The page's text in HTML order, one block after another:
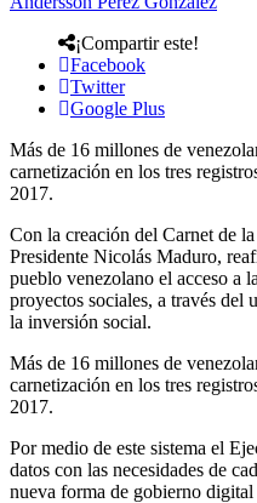
¡Compartir este!
Facebook
Twitter
Google Plus
Más de 16 millones de
carnetización en los tres
2017.
Con la creación del Carnet de
Presidente Nicolás Maduro,
pueblo venezolano el acceso a
proyectos sociales, a través del
la inversión social.
Más de 16 millones de
carnetización en los tres
2017.
Por medio de este sistema el
datos con las necesidades de
nueva forma de gobierno